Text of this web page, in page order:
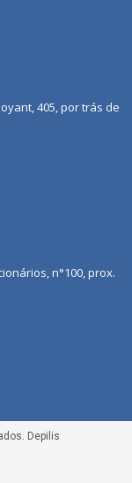
405, por trás de
n°100, prox.
Depilis